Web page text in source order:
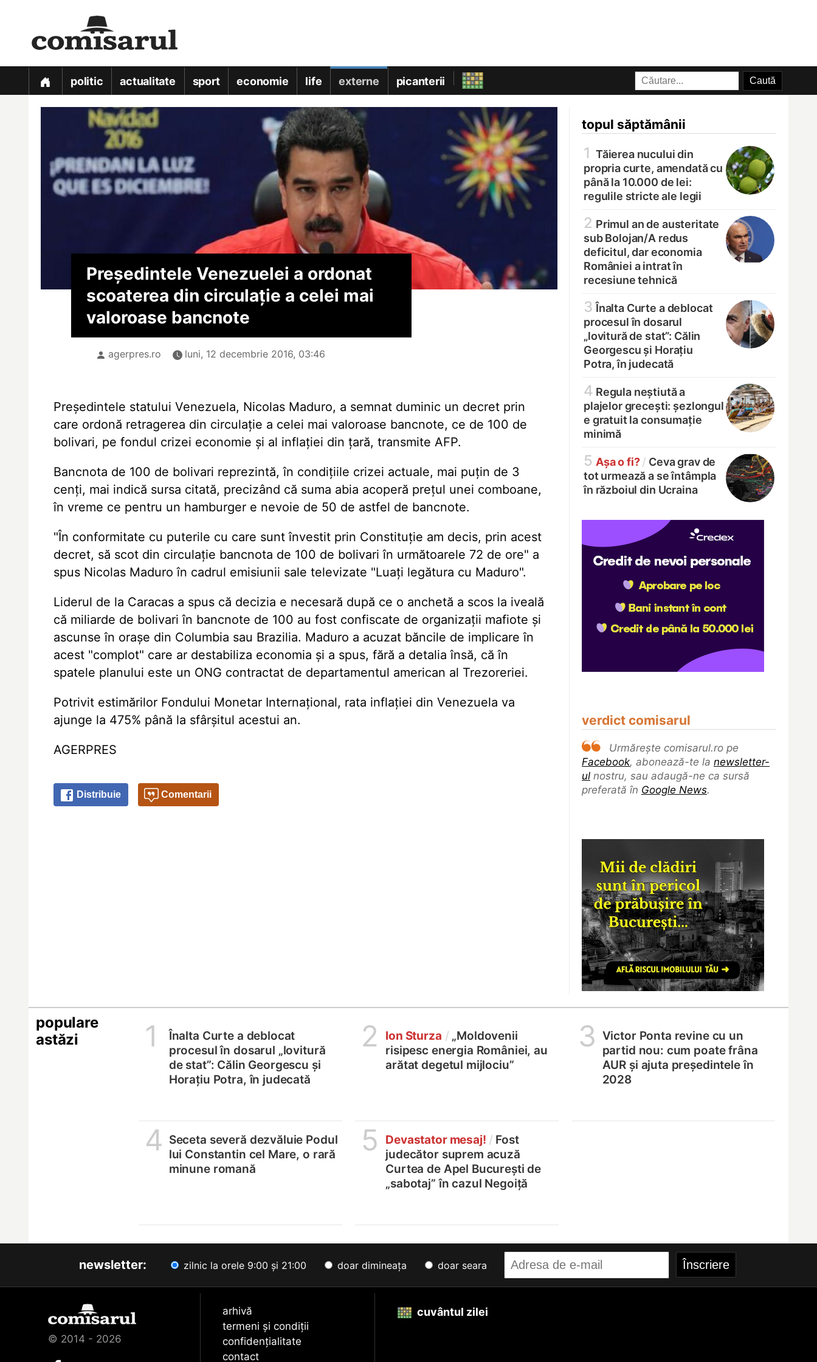
politic actualitate sport economie life externe picanterii
topul săptămânii
1 Tăierea nucului din
propria curte, amendată cu
până la 10.000 de lei:
regulile stricte ale legii
2 Primul an de austeritate
sub Bolojan/A redus
deficitul, dar economia
României a intrat în
recesiune tehnică
3 Înalta Curte a deblocat
procesul în dosarul
„lovitură de stat”: Călin
Georgescu și Horațiu
Potra, în judecată
4 Regula neștiută a
plajelor grecești: șezlongul
e gratuit la consumație
minimă
5 Așa o fi? / Ceva grav de
tot urmează a se întâmpla
în războiul din Ucraina
verdict comisarul
Urmărește comisarul.ro pe
Facebook, abonează-te la newsletter-
ul nostru, sau adaugă-ne ca sursă
preferată în Google News.
Președintele Venezuelei a ordonat
scoaterea din circulație a celei mai
valoroase bancnote
agerpres.ro luni, 12 decembrie 2016, 03:46
Președintele statului Venezuela, Nicolas Maduro, a semnat duminic un decret prin
care ordonă retragerea din circulație a celei mai valoroase bancnote, ce de 100 de
bolivari, pe fondul crizei economie și al inflației din țară, transmite AFP.
Bancnota de 100 de bolivari reprezintă, în condițiile crizei actuale, mai puțin de 3
cenți, mai indică sursa citată, precizând că suma abia acoperă prețul unei comboane,
în vreme ce pentru un hamburger e nevoie de 50 de astfel de bancnote.
"În conformitate cu puterile cu care sunt învestit prin Constituție am decis, prin acest
decret, să scot din circulație bancnota de 100 de bolivari în următoarele 72 de ore" a
spus Nicolas Maduro în cadrul emisiunii sale televizate "Luați legătura cu Maduro".
Liderul de la Caracas a spus că decizia e necesară după ce o anchetă a scos la iveală
că miliarde de bolivari în bancnote de 100 au fost confiscate de organizații mafiote și
ascunse în orașe din Columbia sau Brazilia. Maduro a acuzat băncile de implicare în
acest "complot" care ar destabiliza economia și a spus, fără a detalia însă, că în
spatele planului este un ONG contractat de departamentul american al Trezoreriei.
Potrivit estimărilor Fondului Monetar Internațional, rata inflației din Venezuela va
ajunge la 475% până la sfârșitul acestui an.
AGERPRES
Distribuie Comentarii
populare
astăzi
1
Înalta Curte a deblocat
procesul în dosarul „lovitură
de stat”: Călin Georgescu și
Horațiu Potra, în judecată
2 Ion Sturza / „Moldovenii
risipesc energia României, au
arătat degetul mijlociu”
3 Victor Ponta revine cu un
partid nou: cum poate frâna
AUR și ajuta președintele în
2028
4 Seceta severă dezvăluie Podul
lui Constantin cel Mare, o rară
minune romană
5 Devastator mesaj! / Fost
judecător suprem acuză
Curtea de Apel București de
„sabotaj” în cazul Negoiță
newsletter: zilnic la orele 9:00 și 21:00 doar dimineața doar seara
© 2014 - 2026
arhivă
termeni și condiții
confidențialitate
contact
cuvântul zilei